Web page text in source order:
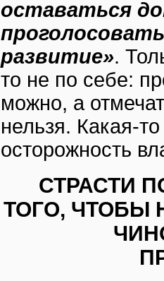
оставаться
развитие».
то не по себе:
можно, а
нельзя. Какая-
осторожность
СТРАСТИ
ТОГО, ЧТОБЫ